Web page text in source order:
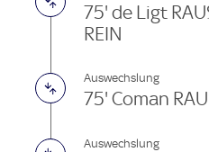
75' de Ligt
REIN
Auswechslung
75' Coman
Auswechslung